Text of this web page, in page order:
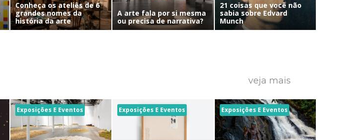
Conheça os ateliês de 6
grandes nomes da
história da arte
A arte fala por si mesma
ou precisa de narrativa?
21 coisas que você não
sabia sobre Edvard
Munch
veja mais
Exposições E Eventos Exposições E Eventos Exposições E Eventos